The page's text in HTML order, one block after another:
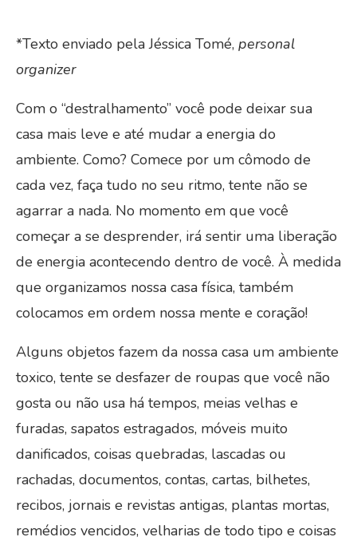
*Texto enviado pela Jéssica Tomé, personal
organizer
Com o “destralhamento” você pode deixar sua
casa mais leve e até mudar a energia do
ambiente. Como? Comece por um cômodo de
cada vez, faça tudo no seu ritmo, tente não se
agarrar a nada. No momento em que você
começar a se desprender, irá sentir uma liberação
de energia acontecendo dentro de você. À medida
que organizamos nossa casa física, também
colocamos em ordem nossa mente e coração!
Alguns objetos fazem da nossa casa um ambiente
toxico, tente se desfazer de roupas que você não
gosta ou não usa há tempos, meias velhas e
furadas, sapatos estragados, móveis muito
danificados, coisas quebradas, lascadas ou
rachadas, documentos, contas, cartas, bilhetes,
recibos, jornais e revistas antigas, plantas mortas,
remédios vencidos, velharias de todo tipo e coisas